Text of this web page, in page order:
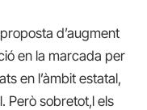
d’augment
en la marcada per
en l’àmbit estatal,
Però sobretot,l els